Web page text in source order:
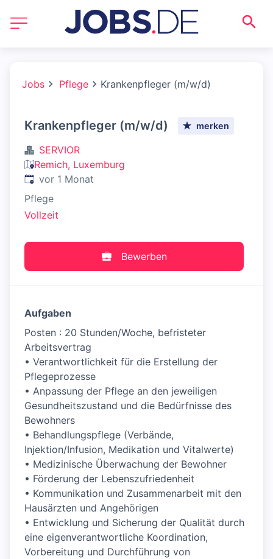
Jobs Pflege Krankenpfleger (m/w/d)
Krankenpfleger (m/w/d) merken
SERVIOR
Remich, Luxemburg
Veröffentlicht:
vor 1 Monat
Pflege
Vollzeit
Bewerben
Aufgaben
Posten : 20 Stunden/Woche, befristeter
Arbeitsvertrag
• Verantwortlichkeit für die Erstellung der
Pflegeprozesse
• Anpassung der Pflege an den jeweiligen
Gesundheitszustand und die Bedürfnisse des
Bewohners
• Behandlungspflege (Verbände,
Injektion/Infusion, Medikation und Vitalwerte)
• Medizinische Überwachung der Bewohner
• Förderung der Lebenszufriedenheit
• Kommunikation und Zusammenarbeit mit den
Hausärzten und Angehörigen
• Entwicklung und Sicherung der Qualität durch
eine eigenverantwortliche Koordination,
Vorbereitung und Durchführung von